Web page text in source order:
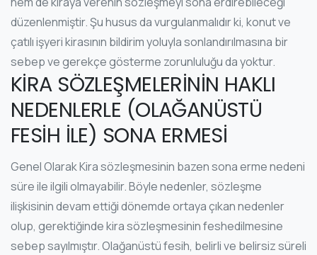
düzenlenmiştir. Şu husus da vurgulanmalıdır ki, konut ve
çatılı işyeri kirasının bildirim yoluyla sonlandırılmasına bir
sebep ve gerekçe gösterme zorunluluğu da yoktur.
KİRA SÖZLEŞMELERİNİN HAKLI
NEDENLERLE (OLAĞANÜSTÜ
FESİH İLE) SONA ERMESİ
Genel Olarak Kira sözleşmesinin bazen sona erme nedeni
süre ile ilgili olmayabilir. Böyle nedenler, sözleşme
ilişkisinin devam ettiği dönemde ortaya çıkan nedenler
olup, gerektiğinde kira sözleşmesinin feshedilmesine
sebep sayılmıştır. Olağanüstü fesih, belirli ve belirsiz süreli